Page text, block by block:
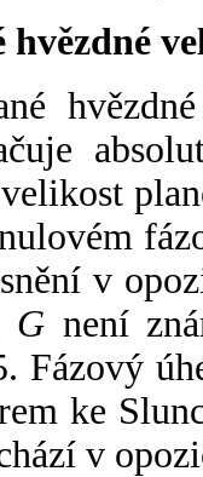
hvězdné
v
G není
Fázový
ke
v